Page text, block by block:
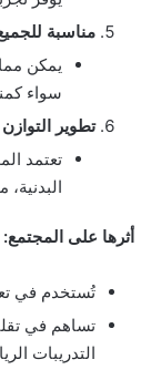
مناسبة
يمكن
سواء
تطوير
تعتمد
أثرها على المجتمع:
تُستخدم في
تساهم في
التدريبات